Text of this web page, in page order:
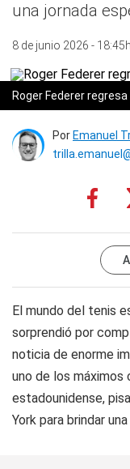
una jornada
8 de junio 2026 -
Roger Federer
Por Emanuel
El mundo del tenis
sorprendió por
noticia de enorme
uno de los
estadounidense,
York para brindar